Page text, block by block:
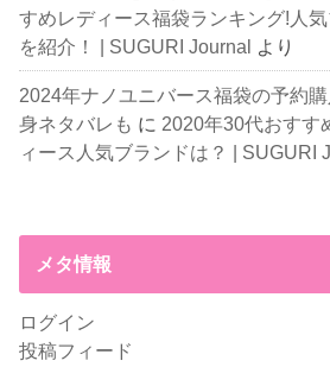
すめレディース福袋ランキング!人
を紹介！ | SUGURI Journal より
2024年ナノユニバース福袋の予約
身ネタバレも に 2020年30代おすす
ィース人気ブランドは？ | SUGURI
メタ情報
ログイン
投稿フィード